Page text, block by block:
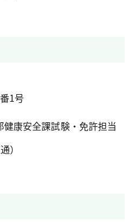
1号
康安全課試験・免許担当
）